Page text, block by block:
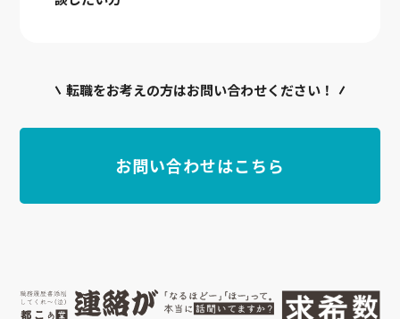
転職をお考えの方はお問い合わせください！
お問い合わせはこちら